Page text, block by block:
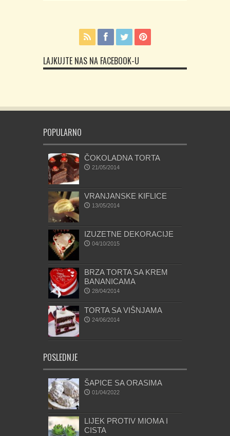
LAJKUJTE NAS NA FACEBOOK-U
POPULARNO
ČOKOLADNA TORTA
21/05/2014
VRANJANSKE KIFLICE
13/05/2014
IZUZETNE DEKORACIJE
04/10/2015
BRZA TORTA SA KREM
BANANICAMA
28/04/2014
TORTA SA VIŠNJAMA
24/06/2014
POSLEDNJE
ŠAPICE SA ORASIMA
01/04/2022
LIJEK PROTIV MIOMA I
CISTA